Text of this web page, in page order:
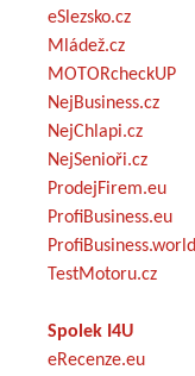
eSlezsko.cz
Mládež.cz
MOTORcheckUP
NejBusiness.cz
NejChlapi.cz
NejSenioři.cz
ProdejFirem.eu
ProfiBusiness.eu
ProfiBusiness.world
TestMotoru.cz
Spolek I4U
eRecenze.eu